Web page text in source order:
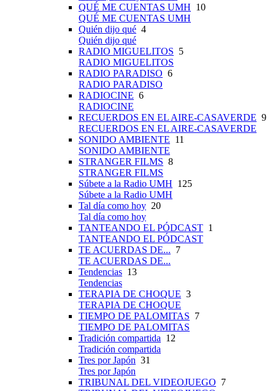
QUÉ ME CUENTAS UMH 10
QUÉ ME CUENTAS UMH
Quién dijo qué 4
Quién dijo qué
RADIO MIGUELITOS 5
RADIO MIGUELITOS
RADIO PARADISO 6
RADIO PARADISO
RADIOCINE 6
RADIOCINE
RECUERDOS EN EL AIRE-CASAVERDE 9
RECUERDOS EN EL AIRE-CASAVERDE
SONIDO AMBIENTE 11
SONIDO AMBIENTE
STRANGER FILMS 8
STRANGER FILMS
Súbete a la Radio UMH 125
Súbete a la Radio UMH
Tal día como hoy 20
Tal día como hoy
TANTEANDO EL PÓDCAST 1
TANTEANDO EL PÓDCAST
TE ACUERDAS DE... 7
TE ACUERDAS DE...
Tendencias 13
Tendencias
TERAPIA DE CHOQUE 3
TERAPIA DE CHOQUE
TIEMPO DE PALOMITAS 7
TIEMPO DE PALOMITAS
Tradición compartida 12
Tradición compartida
Tres por Japón 31
Tres por Japón
TRIBUNAL DEL VIDEOJUEGO 7